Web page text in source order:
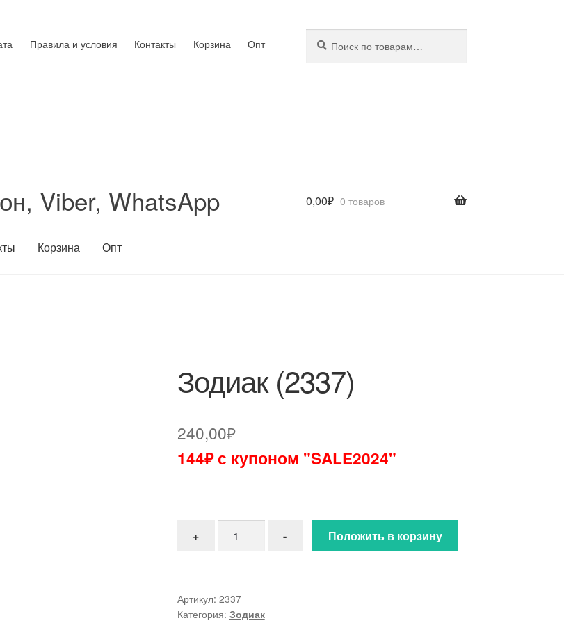
Правила и условия Контакты Корзина Опт
Viber, WhatsApp
Корзина Опт
0,00₽ 0 товаров
Зодиак (2337)
240,00₽
144₽ с купоном "SALE2024"
+ Количество товара Зодиак (2337)
- Положить в корзину
Артикул: 2337
Категория: Зодиак